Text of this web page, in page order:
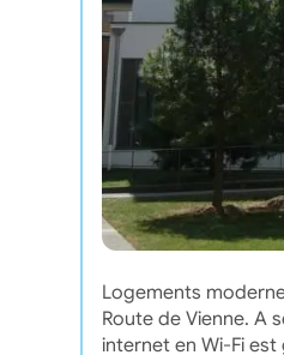
Logements
Route de Vienne. A
internet en Wi-Fi est